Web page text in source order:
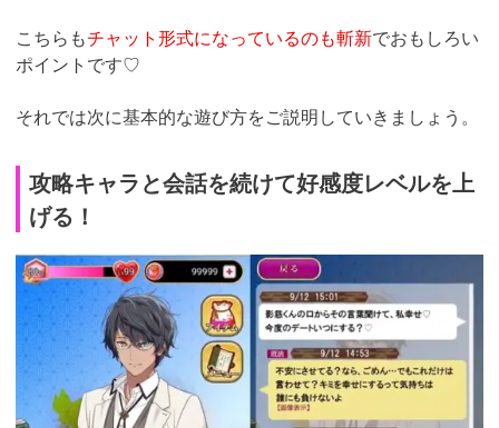
こちらもチャット形式になっているのも斬新でおもしろい
ポイントです♡
それでは次に基本的な遊び方をご説明していきましょう。
攻略キャラと会話を続けて好感度レベルを上
げる！